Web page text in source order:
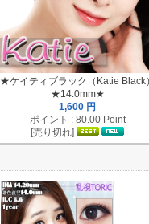
★ケイティブラック（Katie Black
★14.0mm★
1,600 円
ポイント : 80.00 Point
[売り切れ]